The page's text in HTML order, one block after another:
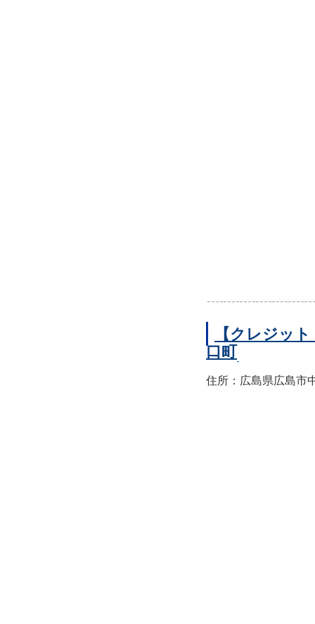
【クレジッ
口町
住所：広島県広島市